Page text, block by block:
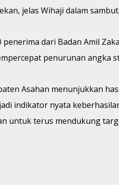
jelas Wihaji dalam
dari Badan Amil
penurunan angka
Asahan menunjukkan
indikator nyata
untuk terus mendukung